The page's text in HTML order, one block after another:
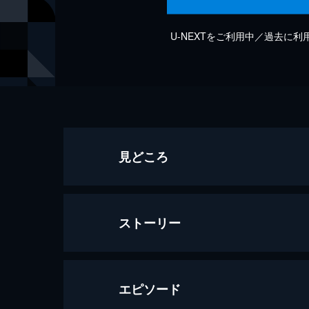
U-NEXTをご利用中／過去に利
見どころ
ストーリー
エピソード